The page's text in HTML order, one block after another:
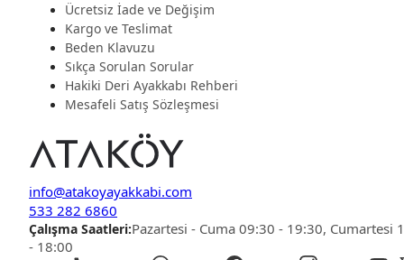
Ücretsiz İade ve Değişim
Kargo ve Teslimat
Beden Klavuzu
Sıkça Sorulan Sorular
Hakiki Deri Ayakkabı Rehberi
Mesafeli Satış Sözleşmesi
info@atakoyayakkabi.com
533 282 6860
Çalışma Saatleri:Pazartesi - Cuma 09:30 - 19:30, Cumartesi
- 18:00